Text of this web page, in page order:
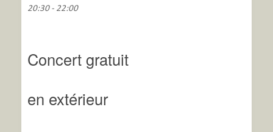
20:30 - 22:00
Concert gratuit
en extérieur